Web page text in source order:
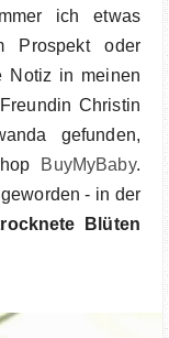
ich etwas
Prospekt oder
Notiz in meinen
Christin
gefunden,
BuyMyBaby.
- in der
Blüten